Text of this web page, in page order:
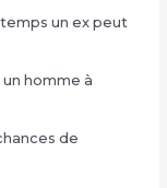
un ex peut
homme à
de